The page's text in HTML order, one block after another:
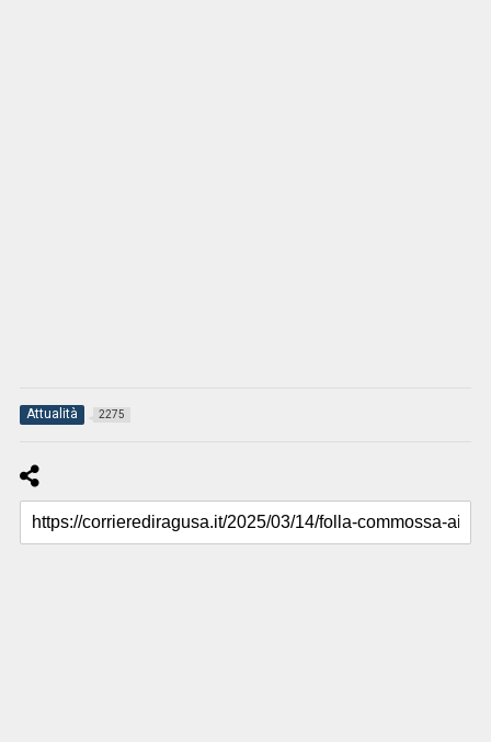
Attualità 2275